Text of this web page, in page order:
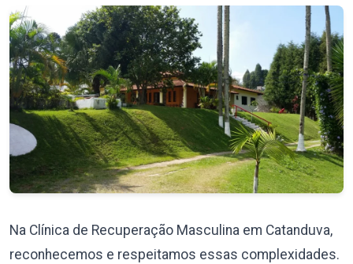
Na Clínica de Recuperação Masculina em Catanduva,
reconhecemos e respeitamos essas complexidades.